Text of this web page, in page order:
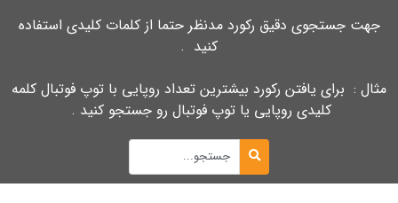
جهت جستجوی دقیق رکورد مدنظر حتما از کلمات کلیدی استفاده
کنید .
مثال : برای یافتن رکورد بیشترین تعداد روپایی با توپ فوتبال کلمه
کلیدی روپایی یا توپ فوتبال رو جستجو کنید .